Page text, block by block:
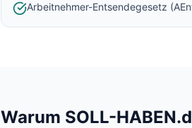
Arbeitnehmer-Entsendegesetz
Warum SOLL-